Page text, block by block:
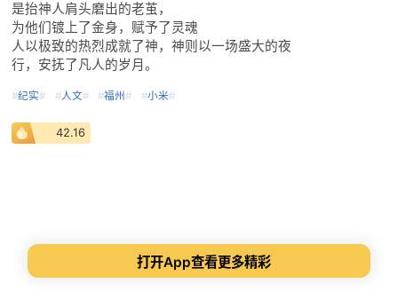
是抬神人肩头磨出的老茧，
为他们镀上了金身，赋予了灵魂
人以极致的热烈成就了神，神则以一场盛大的夜
行，安抚了凡人的岁月。
#纪实# #人文# #福州 # #小米#
42.16
打开App查看更多精彩